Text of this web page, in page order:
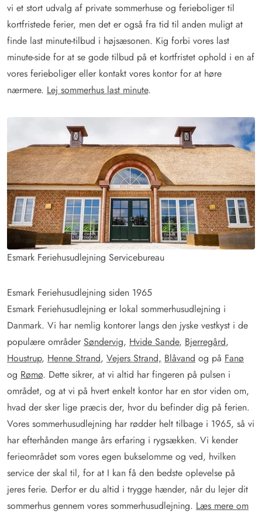
vi et stort udvalg af private sommerhuse og ferieboliger til
kortfristede ferier, men det er også fra tid til anden muligt at
finde last minute-tilbud i højsæsonen. Kig forbi vores last
minute-side for at se gode tilbud på et kortfristet ophold i en af
vores ferieboliger eller kontakt vores kontor for at høre
nærmere. Lej sommerhus last minute.
Esmark Feriehusudlejning Servicebureau
Esmark Feriehusudlejning siden 1965
Esmark Feriehusudlejning er lokal sommerhusudlejning i
Danmark. Vi har nemlig kontorer langs den jyske vestkyst i de
populære områder Søndervig, Hvide Sande, Bjerregård,
Houstrup, Henne Strand, Vejers Strand, Blåvand og på Fanø
og Rømø. Dette sikrer, at vi altid har fingeren på pulsen i
området, og at vi på hvert enkelt kontor har en stor viden om,
hvad der sker lige præcis der, hvor du befinder dig på ferien.
Vores sommerhusudlejning har rødder helt tilbage i 1965, så vi
har efterhånden mange års erfaring i rygsækken. Vi kender
ferieområdet som vores egen bukselomme og ved, hvilken
service der skal til, for at I kan få den bedste oplevelse på
jeres ferie. Derfor er du altid i trygge hænder, når du lejer dit
sommerhus gennem vores sommerhusudlejning. Læs mere om